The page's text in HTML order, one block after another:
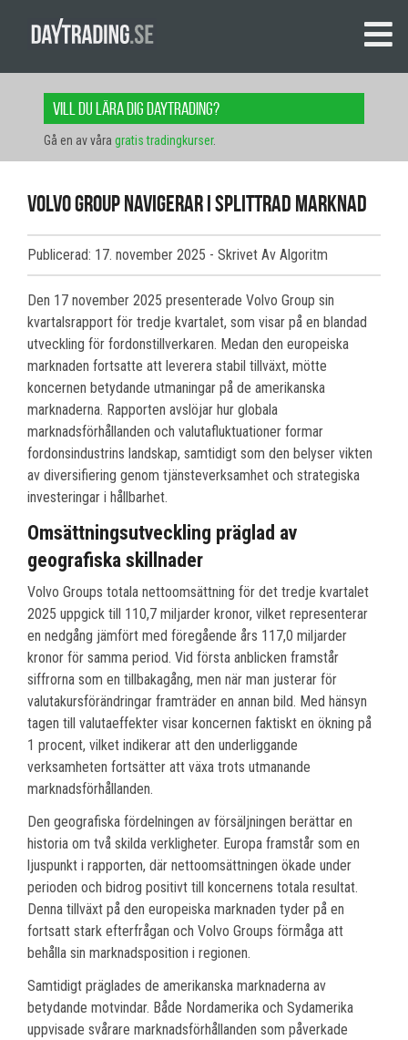
Vill du lära dig daytrading?
Gå en av våra gratis tradingkurser.
Volvo Group navigerar i splittrad marknad
Publicerad: 17. november 2025 - Skrivet Av Algoritm
Den 17 november 2025 presenterade Volvo Group sin
kvartalsrapport för tredje kvartalet, som visar på en blandad
utveckling för fordonstillverkaren. Medan den europeiska
marknaden fortsatte att leverera stabil tillväxt, mötte
koncernen betydande utmaningar på de amerikanska
marknaderna. Rapporten avslöjar hur globala
marknadsförhållanden och valutafluktuationer formar
fordonsindustrins landskap, samtidigt som den belyser vikten
av diversifiering genom tjänsteverksamhet och strategiska
investeringar i hållbarhet.
Omsättningsutveckling präglad av
geografiska skillnader
Volvo Groups totala nettoomsättning för det tredje kvartalet
2025 uppgick till 110,7 miljarder kronor, vilket representerar
en nedgång jämfört med föregående års 117,0 miljarder
kronor för samma period. Vid första anblicken framstår
siffrorna som en tillbakagång, men när man justerar för
valutakursförändringar framträder en annan bild. Med hänsyn
tagen till valutaeffekter visar koncernen faktiskt en ökning på
1 procent, vilket indikerar att den underliggande
verksamheten fortsätter att växa trots utmanande
marknadsförhållanden.
Den geografiska fördelningen av försäljningen berättar en
historia om två skilda verkligheter. Europa framstår som en
ljuspunkt i rapporten, där nettoomsättningen ökade under
perioden och bidrog positivt till koncernens totala resultat.
Denna tillväxt på den europeiska marknaden tyder på en
fortsatt stark efterfrågan och Volvo Groups förmåga att
behålla sin marknadsposition i regionen.
Samtidigt präglades de amerikanska marknaderna av
betydande motvindar. Både Nordamerika och Sydamerika
uppvisade svårare marknadsförhållanden som påverkade